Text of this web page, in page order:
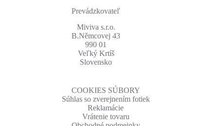
Prevádzkovateľ
Miviva s.r.o.
B.Němcovej 43
990 01
Veľký Krtíš
Slovensko
COOKIES SÚBORY
Súhlas so zverejnením fotiek
Reklamácie
Vrátenie tovaru